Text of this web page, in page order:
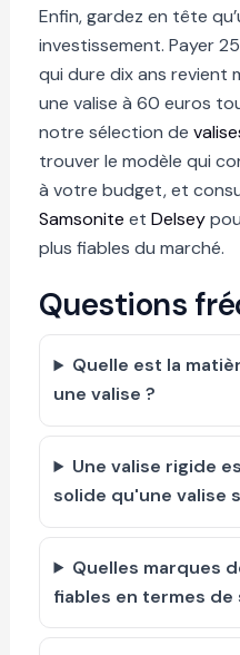
Enfin, gardez en tête
investissement. Payer
qui dure dix ans revient
une valise à 60 euros
notre sélection de
trouver le modèle qui
à votre budget, et
Samsonite et Delsey
plus fiables du marché.
Questions
Quelle est la
une valise ?
Une valise rigide
solide qu'une valise
Quelles marques
fiables en termes de